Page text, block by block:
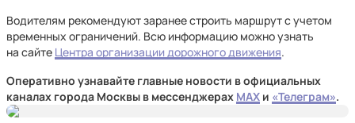
Водителям рекомендуют заранее строить маршрут с учетом
временных ограничений. Всю информацию можно узнать
на сайте Центра организации дорожного движения.
Оперативно узнавайте главные новости в официальных
каналах города Москвы в мессенджерах MAX и «Телеграм».